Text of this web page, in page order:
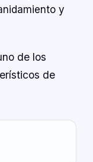
y
de los
de